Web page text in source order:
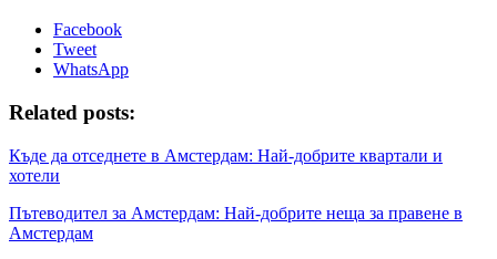
Facebook
Tweet
WhatsApp
Related posts:
Къде да отседнете в Амстердам: Най-добрите квартали и
хотели
Пътеводител за Амстердам: Най-добрите неща за правене в
Амстердам